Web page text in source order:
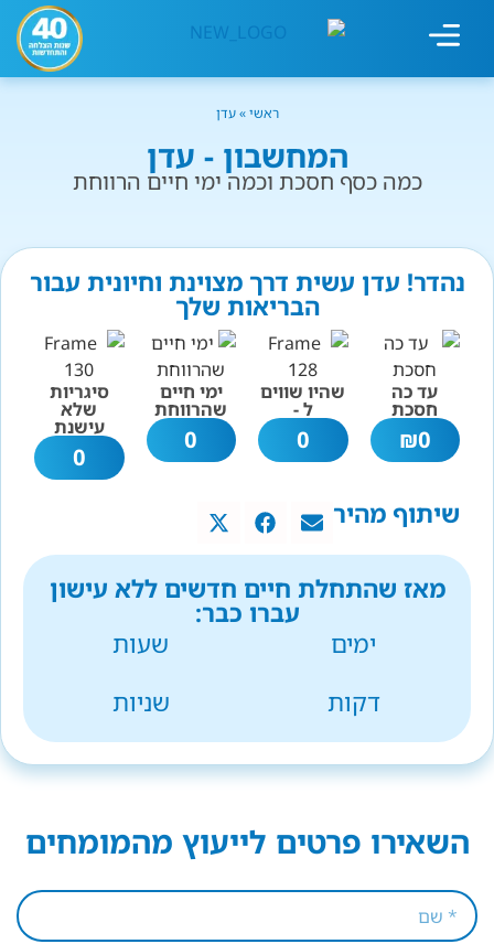
ראשי»עדן
המחשבון - עדן
כמה כסף חסכת וכמה ימי חיים הרווחת
נהדר! עדן עשית דרך מצוינת וחיונית עבור
הבריאות שלך
עד כה
חסכת
0
₪
שהיו שווים
ל -
0
ימי חיים
שהרווחת
0
סיגריות
שלא
עישנת
0
שיתוף מהיר
מאז שהתחלת חיים חדשים ללא עישון
עברו כבר:
ימים
שעות
דקות
שניות
השאירו פרטים לייעוץ מהמומחים